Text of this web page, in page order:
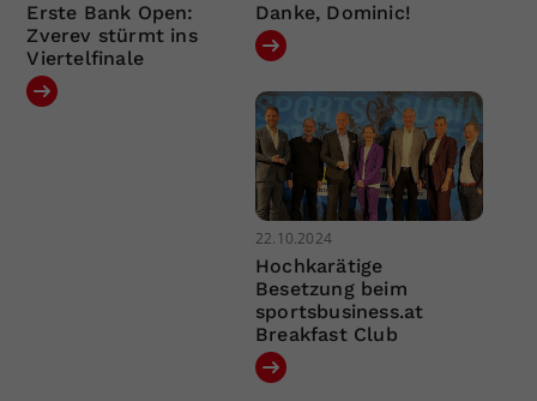
Erste Bank Open:
Zverev stürmt ins
Viertelfinale
Danke, Dominic!
22.10.2024
Hochkarätige
Besetzung beim
sportsbusiness.at
Breakfast Club